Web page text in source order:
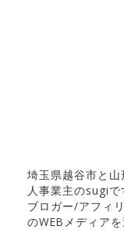
埼玉県越谷市と
人事業主のsugiで
ブロガー/アフィ
のWEBメディアを